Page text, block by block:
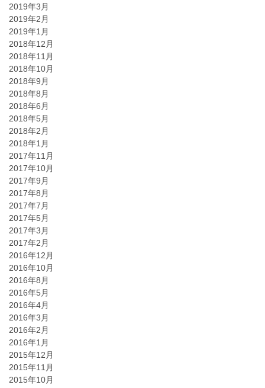
2019年3月
2019年2月
2019年1月
2018年12月
2018年11月
2018年10月
2018年9月
2018年8月
2018年6月
2018年5月
2018年2月
2018年1月
2017年11月
2017年10月
2017年9月
2017年8月
2017年7月
2017年5月
2017年3月
2017年2月
2016年12月
2016年10月
2016年8月
2016年5月
2016年4月
2016年3月
2016年2月
2016年1月
2015年12月
2015年11月
2015年10月